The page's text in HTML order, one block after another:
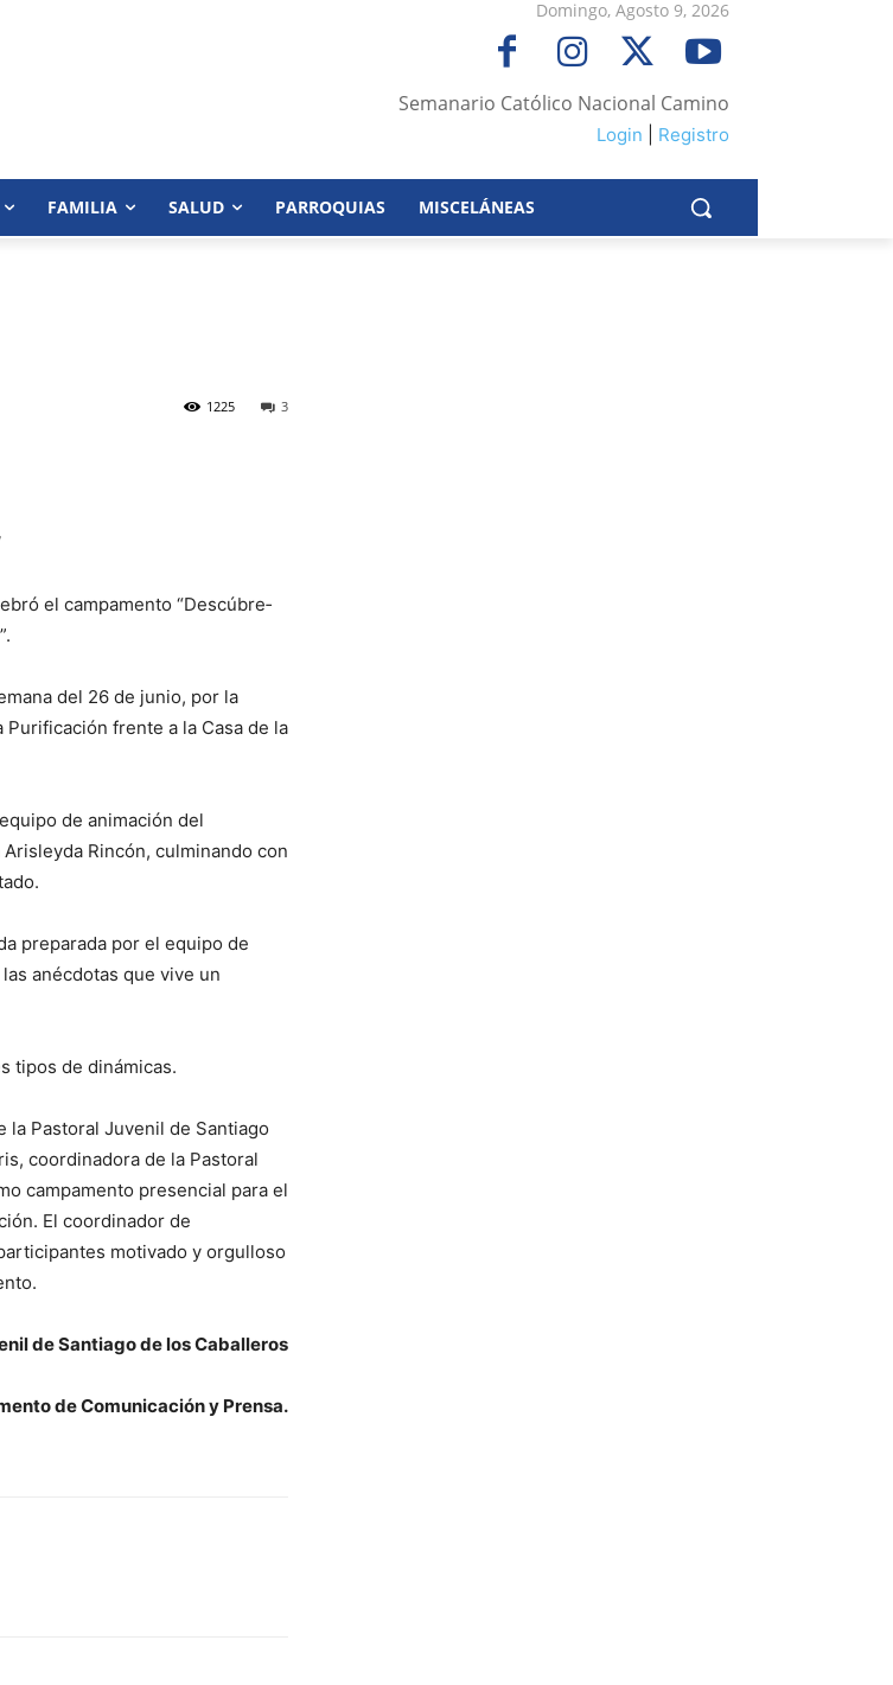
Domingo, Agosto 9, 2026
Semanario Católico Nacional Camino
Login Registro
FAMILIA SALUD PARROQUIAS MISCELÁNEAS
3
1225
el campamento “Descú­bre­
del 26 de junio, por la
frente a la Casa de la
de anima­ción del
Rincón, culminando con
preparada por el equipo de
anécdotas que vive un
tipos de diná­micas.
la Pastoral Juve­nil de Santiago
coordinadora de la Pastoral
campamento presencial para el
El coordinador de
mo­tivado y orgulloso
de Santiago de los Caballeros
de Comunicación y Prensa.